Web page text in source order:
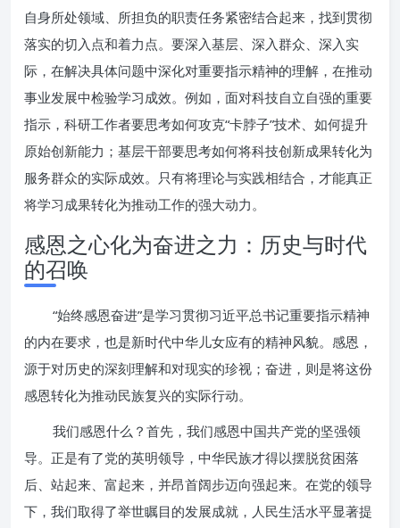
自身所处领域、所担负的职责任务紧密结合起来，找到贯彻
落实的切入点和着力点。要深入基层、深入群众、深入实
际，在解决具体问题中深化对重要指示精神的理解，在推动
事业发展中检验学习成效。例如，面对科技自立自强的重要
指示，科研工作者要思考如何攻克“卡脖子”技术、如何提升
原始创新能力；基层干部要思考如何将科技创新成果转化为
服务群众的实际成效。只有将理论与实践相结合，才能真正
将学习成果转化为推动工作的强大动力。
感恩之心化为奋进之力：历史与时代
的召唤
“始终感恩奋进”是学习贯彻习近平总书记重要指示精神
的内在要求，也是新时代中华儿女应有的精神风貌。感恩，
源于对历史的深刻理解和对现实的珍视；奋进，则是将这份
感恩转化为推动民族复兴的实际行动。
我们感恩什么？首先，我们感恩中国共产党的坚强领
导。正是有了党的英明领导，中华民族才得以摆脱贫困落
后、站起来、富起来，并昂首阔步迈向强起来。在党的领导
下，我们取得了举世瞩目的发展成就，人民生活水平显著提